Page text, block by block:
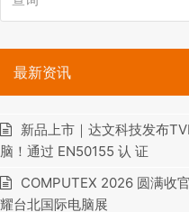
询
最新资讯
新品上市｜达文科技发布
脑！通过 EN50155 认 证
COMPUTEX 2026 圆满收
耀台北国际电脑展